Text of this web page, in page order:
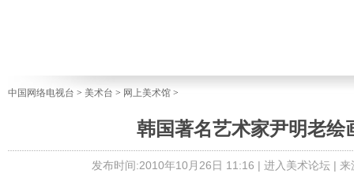
中国网络电视台 > 美术台 > 网上美术馆 >
韩国著名艺术家尹明老绘
发布时间:2010年10月26日 11:16 | 进入美术论坛| 来